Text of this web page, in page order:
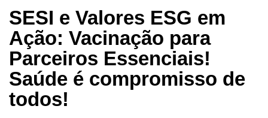
SESI e Valores ESG em
Ação: Vacinação para
Parceiros Essenciais!
Saúde é compromisso de
todos!